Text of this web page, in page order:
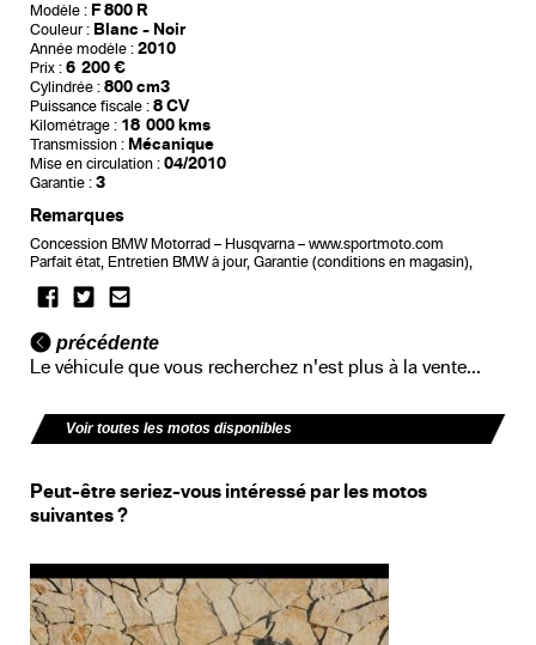
Modèle : F 800 R
Couleur : Blanc - Noir
Année modèle : 2010
Prix : 6 200 €
Cylindrée : 800 cm3
Puissance fiscale : 8 CV
Kilométrage : 18 000 kms
Transmission : Mécanique
Mise en circulation : 04/2010
Garantie : 3
Remarques
Concession BMW Motorrad – Husqvarna – www.sportmoto.com
Parfait état, Entretien BMW à jour, Garantie (conditions en magasin),
précédente
Le véhicule que vous recherchez n'est plus à la vente...
Voir toutes les motos disponibles
Peut-être seriez-vous intéressé par les motos
suivantes ?